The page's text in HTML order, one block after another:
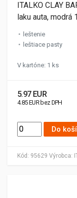
Kód: 95629 Výrobca:
ITALKO CLAY
laku auta, modrá
leštenie
leštiace pasty
V kartóne: 1 ks
5.97 EUR
4.85 EUR bez DPH
Do